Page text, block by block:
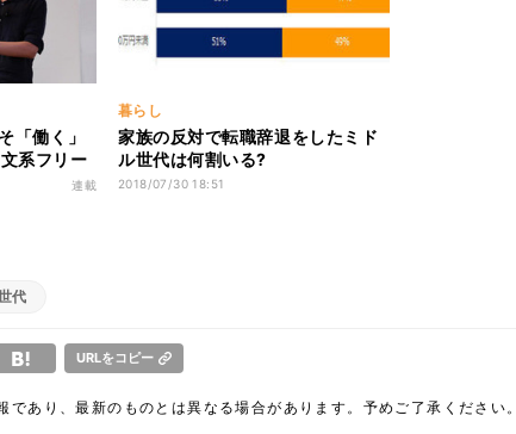
「働く」
系フリー
で仕事の連載
暮らし
家族の反対で転職辞退をしたミド
ル世代は何割いる?
2018/07/30 18:51
代
URLをコピー
であり、最新のものとは異なる場合があります。予めご了承ください。